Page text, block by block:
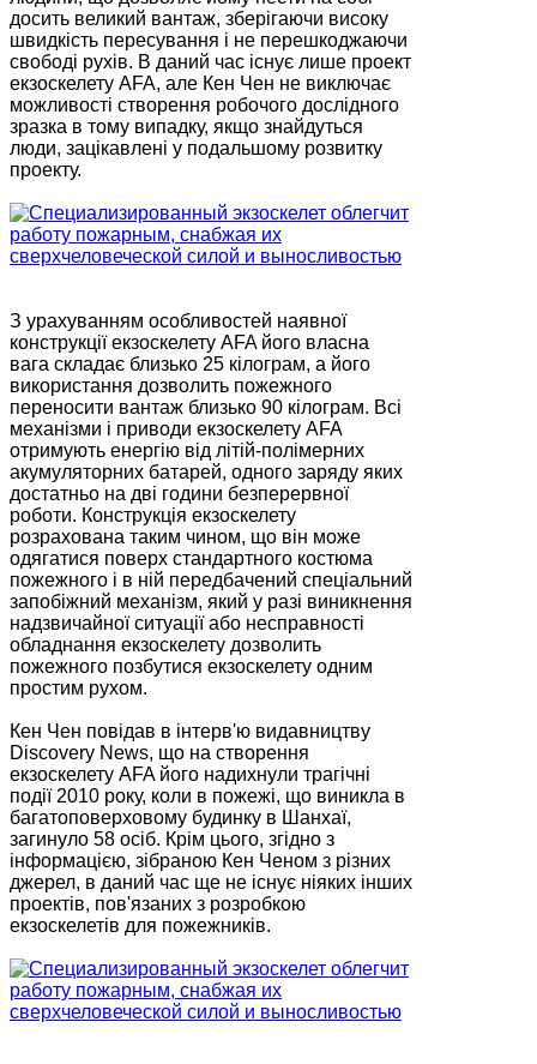
досить великий вантаж, зберігаючи високу
швидкість пересування і не перешкоджаючи
свободі рухів. В даний час існує лише проект
екзоскелету AFA, але Кен Чен не виключає
можливості створення робочого дослідного
зразка в тому випадку, якщо знайдуться
люди, зацікавлені у подальшому розвитку
проекту.
З урахуванням особливостей наявної
конструкції екзоскелету AFA його власна
вага складає близько 25 кілограм, а його
використання дозволить пожежного
переносити вантаж близько 90 кілограм. Всі
механізми і приводи екзоскелету AFA
отримують енергію від літій-полімерних
акумуляторних батарей, одного заряду яких
достатньо на дві години безперервної
роботи. Конструкція екзоскелету
розрахована таким чином, що він може
одягатися поверх стандартного костюма
пожежного і в ній передбачений спеціальний
запобіжний механізм, який у разі виникнення
надзвичайної ситуації або несправності
обладнання екзоскелету дозволить
пожежного позбутися екзоскелету одним
простим рухом.
Кен Чен повідав в інтерв'ю видавництву
Discovery News, що на створення
екзоскелету AFA його надихнули трагічні
події 2010 року, коли в пожежі, що виникла в
багатоповерховому будинку в Шанхаї,
загинуло 58 осіб. Крім цього, згідно з
інформацією, зібраною Кен Ченом з різних
джерел, в даний час ще не існує ніяких інших
проектів, пов'язаних з розробкою
екзоскелетів для пожежників.